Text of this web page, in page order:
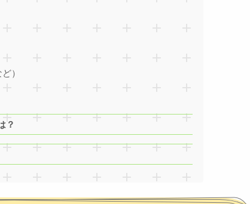
）
？